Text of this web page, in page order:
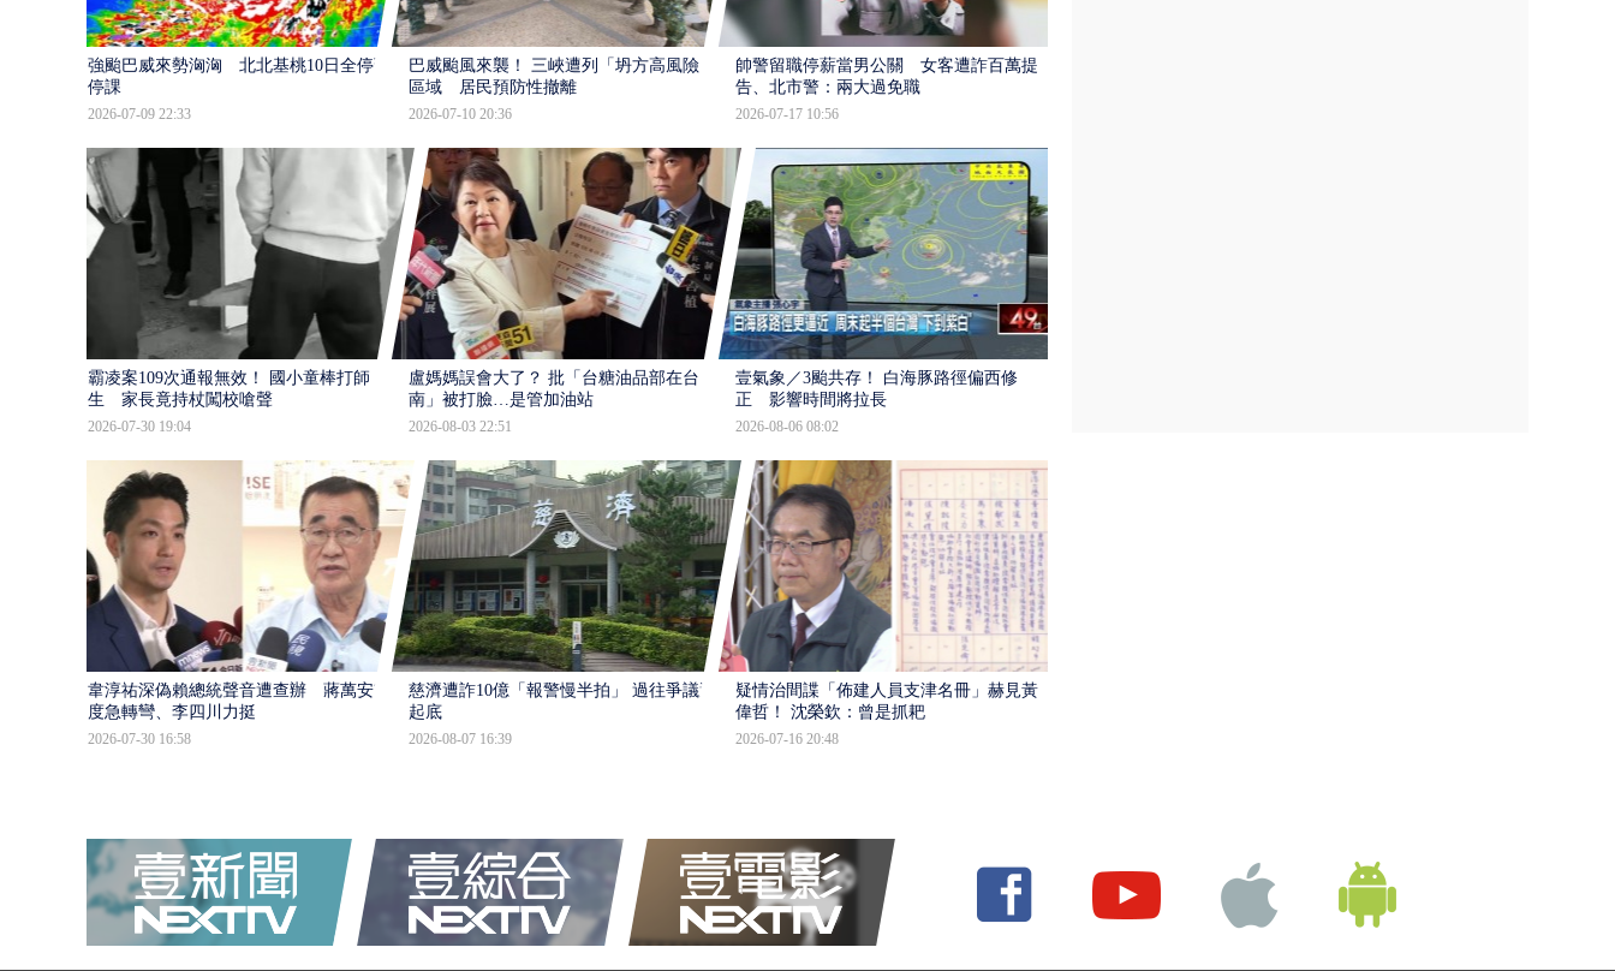
強颱巴威來勢洶洶 北北基桃10日全停班
停課
2026-07-09 22:33
巴威颱風來襲！ 三峽遭列「坍方高風險」
區域 居民預防性撤離
2026-07-10 20:36
帥警留職停薪當男公關 女客遭詐百萬提
告、北市警：兩大過免職
2026-07-17 10:56
霸凌案109次通報無效！ 國小童棒打師
生 家長竟持杖闖校嗆聲
2026-07-30 19:04
盧媽媽誤會大了？ 批「台糖油品部在台
南」被打臉…是管加油站
2026-08-03 22:51
壹氣象／3颱共存！ 白海豚路徑偏西修
正 影響時間將拉長
2026-08-06 08:02
韋淳祐深偽賴總統聲音遭查辦 蔣萬安態
度急轉彎、李四川力挺
2026-07-30 16:58
慈濟遭詐10億「報警慢半拍」 過往爭議遭
起底
2026-08-07 16:39
疑情治間諜「佈建人員支津名冊」赫見黃
偉哲！ 沈榮欽：曾是抓耙
2026-07-16 20:48